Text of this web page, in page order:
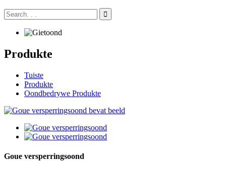
Produkte
Tuiste
Produkte
Oondbedrywe Produkte
Goue versperringsoond